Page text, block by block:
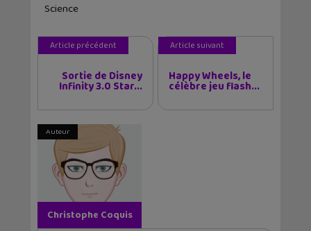
Science
Article précédent
Sortie de Disney
Infinity 3.0 Star...
Article suivant
Happy Wheels, le
célèbre jeu flash...
Auteur
Christophe Coquis